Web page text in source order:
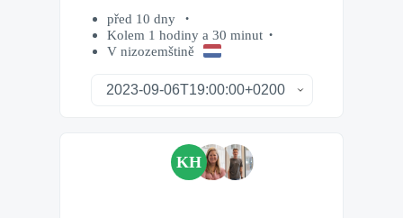
před 10 dny
Kolem 1 hodiny a 30 minut
V nizozemštině
KH